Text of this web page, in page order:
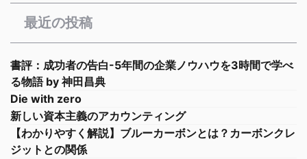
最近の投稿
書評：成功者の告白-5年間の企業ノウハウを3時間で学べ
る物語 by 神田昌典
Die with zero
新しい資本主義のアカウンティング
【わかりやすく解説】ブルーカーボンとは？カーボンクレ
ジットとの関係